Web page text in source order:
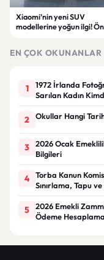
Xiaomi’nin yeni SUV
modellerine yoğun ilgi! Ön
EN ÇOK OKUNANLAR
1
1972 İrlanda
Sarılan Kadın
2 Okullar Hangi
3
2026 Ocak
Bilgileri
4
Torba Kanun
Sınırlama, Tapu
5
2026 Emekli
Ödeme